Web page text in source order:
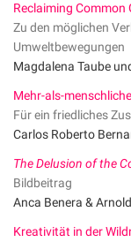
Reclaiming Common
Zu den möglichen
Umweltbewegungen
Magdalena Taube
Mehr-als-
Für ein friedliches
Carlos Roberto
The Delusion of the
Bildbeitrag
Anca Benera &
Kreativität in der